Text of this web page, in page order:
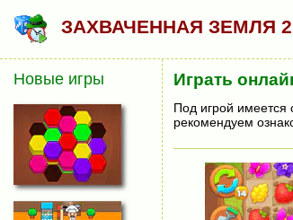
ЗАХВАЧЕННАЯ ЗЕМЛЯ 2
Играть
Под игрой имеется
рекомендуем
Новые игры